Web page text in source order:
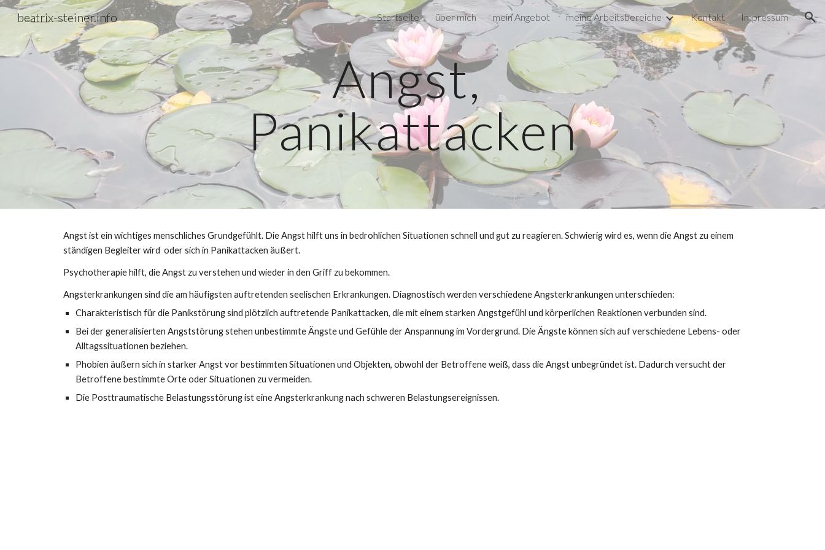
Skip to main content Skip to navigation
beatrix-steiner.info Startseite über mich mein Angebot meine Arbeitsbereiche Kontakt Impressum
Angst,
Panikattacken
Angst ist ein wichtiges menschliches Grundgefühlt. Die Angst hilft uns in bedrohlichen Situationen schnell und gut zu reagieren. Schwierig wird es, wenn die Angst zu einem
ständigen Begleiter wird  oder sich in Panikattacken äußert.
Psychotherapie hilft, die Angst zu verstehen und wieder in den Griff zu bekommen.
Angsterkrankungen sind die am häufigsten auftretenden seelischen Erkrankungen. Diagnostisch werden verschiedene Angsterkrankungen unterschieden:
Charakteristisch für die Panikstörung sind plötzlich auftretende Panikattacken, die mit einem starken Angstgefühl und körperlichen Reaktionen verbunden sind.
Bei der generalisierten Angststörung stehen unbestimmte Ängste und Gefühle der Anspannung im Vordergrund. Die Ängste können sich auf verschiedene Lebens- oder
Alltagssituationen beziehen.
Phobien äußern sich in starker Angst vor bestimmten Situationen und Objekten, obwohl der Betroffene weiß, dass die Angst unbegründet ist. Dadurch versucht der
Betroffene bestimmte Orte oder Situationen zu vermeiden.
Die Posttraumatische Belastungsstörung ist eine Angsterkrankung nach schweren Belastungsereignissen.